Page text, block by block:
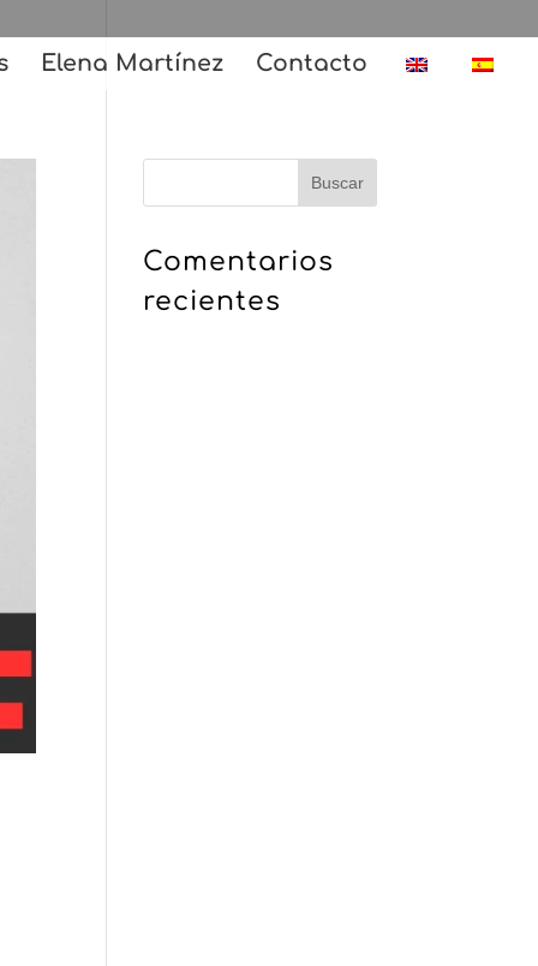
Elena Martínez Contacto
Comentarios
recientes